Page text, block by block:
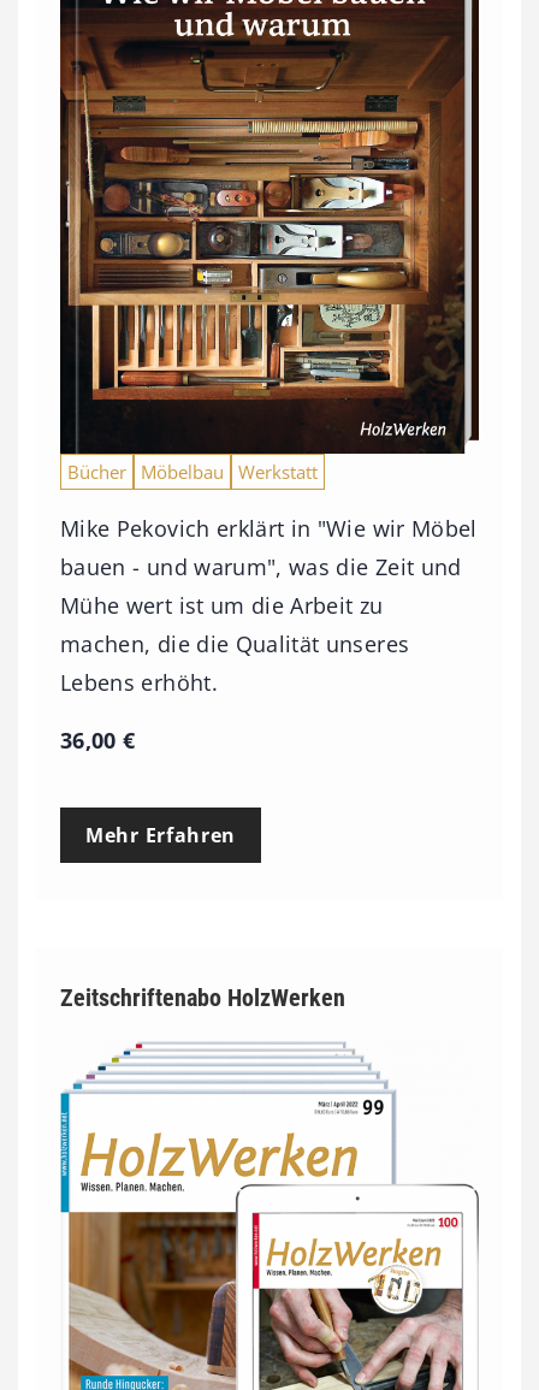
Bücher Möbelbau Werkstatt
Mike Pekovich erklärt in "Wie wir Möbel
bauen - und warum", was die Zeit und
Mühe wert ist um die Arbeit zu
machen, die die Qualität unseres
Lebens erhöht.
36,00€
Mehr Erfahren
Zeitschriftenabo HolzWerken